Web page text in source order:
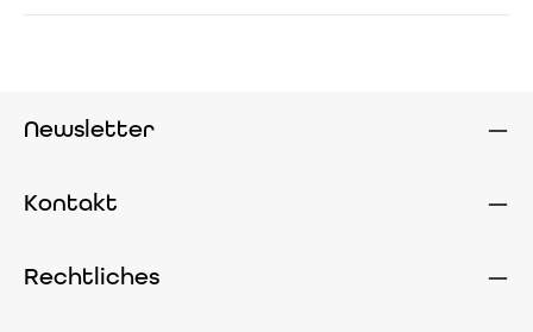
Newsletter
Kontakt
Rechtliches